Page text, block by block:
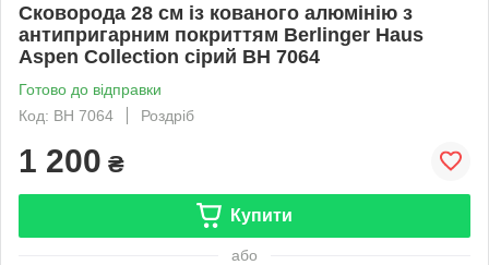
Сковорода 28 см із кованого алюмінію з
антипригарним покриттям Berlinger Haus
Aspen Collection сірий BH 7064
Готово до відправки
Код: BH 7064
Роздріб
1 200 ₴
Купити
або